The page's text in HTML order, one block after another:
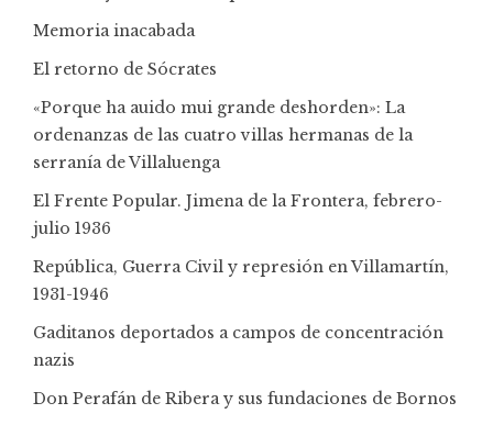
Memoria inacabada
El retorno de Sócrates
«Porque ha auido mui grande deshorden»: La
ordenanzas de las cuatro villas hermanas de la
serranía de Villaluenga
El Frente Popular. Jimena de la Frontera, febrero-
julio 1936
República, Guerra Civil y represión en Villamartín,
1931-1946
Gaditanos deportados a campos de concentración
nazis
Don Perafán de Ribera y sus fundaciones de Bornos